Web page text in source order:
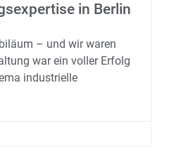
in Berlin
– und wir waren
war ein voller Erfolg
industrielle